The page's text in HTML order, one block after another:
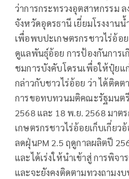
ว่าการกระทรวงอุตสาหกรรม
จังหวัดอุดรธานี เยี่ยมโรงงาน
เพื่อพบปะเกษตรกรชาวไร่อ้อ
ดูแลพันธุ์อ้อย การป้องกันการเ
ชมการบังคับโดรนเพื่อให้ปุ๋ยแ
กล่าวกับชาวไร่อ้อย ว่า ได้ติด
การขอทบทวนมติคณะรัฐมนต
2568 และ 18 พ.ย. 2568 มาต
เกษตรกรชาวไร่อ้อยเก็บเกี่ย
ลดฝุ่นPM 2.5 ฤดูกาลผลิตปี
และได้เร่งให้นำเข้าสู่ การพิจา
และจะยังคงติดตามทวงถามง